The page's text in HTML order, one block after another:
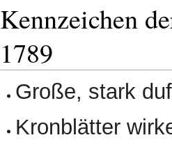
Kennzeichen
1789
Große, stark
Kronblätter